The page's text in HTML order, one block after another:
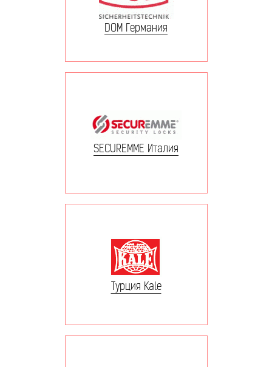
DOM Германия
SECUREMME Италия
Турция Kale